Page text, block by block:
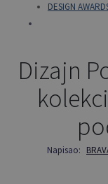
DESIGN
Dizajn
Napisao: